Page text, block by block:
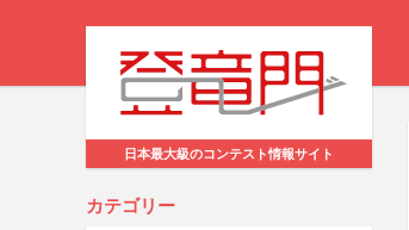
日本最大級のコンテスト情報サイト
カテゴリー